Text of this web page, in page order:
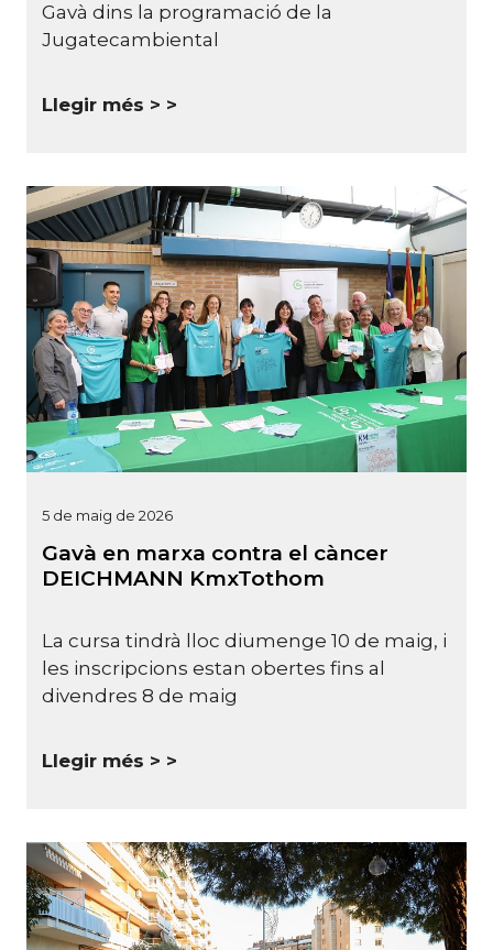
Gavà dins la programació de la
Jugatecambiental
Llegir més >
5 de maig de 2026
Gavà en marxa contra el càncer
DEICHMANN KmxTothom
La cursa tindrà lloc diumenge 10 de maig, i
les inscripcions estan obertes fins al
divendres 8 de maig
Llegir més >